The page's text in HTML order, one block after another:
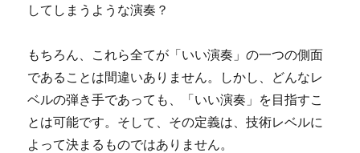
してしまうような演奏？
もちろん、これら全てが「いい演奏」の一つの側面
であることは間違いありません。しかし、どんなレ
ベルの弾き手であっても、「いい演奏」を目指すこ
とは可能です。そして、その定義は、技術レベルに
よって決まるものではありません。